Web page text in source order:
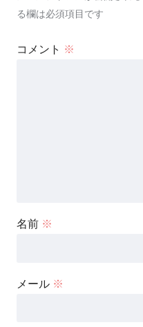
る欄は必須項目です
コメント ※
名前 ※
メール ※